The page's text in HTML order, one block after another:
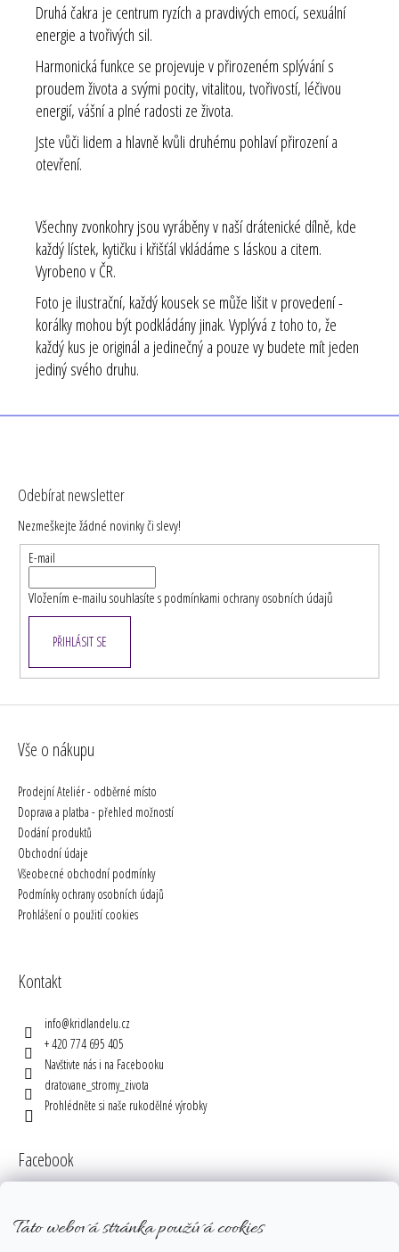
Tato webová stránka používá cookies
Druhá čakra je centrum ryzích a pravdivých emocí, sexuální
energie a tvořivých sil.
Harmonická funkce se projevuje v přirozeném splývání s
proudem života a svými pocity, vitalitou, tvořivostí, léčivou
energií, vášní a plné radosti ze života.
Jste vůči lidem a hlavně kvůli druhému pohlaví přirození a
otevření.
Všechny zvonkohry jsou vyráběny v naší drátenické dílně, kde
každý lístek, kytičku i křišťál vkládáme s láskou a citem.
Vyrobeno v ČR.
Foto je ilustrační, každý kousek se může lišit v provedení -
korálky mohou být podkládány jinak. Vyplývá z toho to, že
každý kus je originál a jedinečný a pouze vy budete mít jeden
jediný svého druhu.
Odebírat newsletter
Nezmeškejte žádné novinky či slevy!
E-mail
Vložením e-mailu souhlasíte spodmínkami ochrany osobních údajů
PŘIHLÁSIT SE
Vše o nákupu
Prodejní Ateliér - odběrné místo
Doprava a platba - přehled možností
Dodání produktů
Obchodní údaje
Všeobecné obchodní podmínky
Podmínky ochrany osobních údajů
Prohlášení o použití cookies
Kontakt
info@kridlandelu.cz
+ 420 774 695 405
Navštivte nás i na Facebooku
dratovane_stromy_zivota
Prohlédněte si naše rukodělné výrobky
Facebook